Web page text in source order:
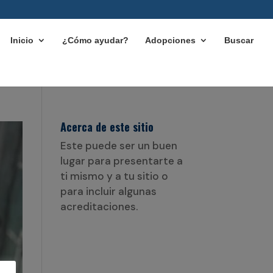
Inicio ¿Cómo ayudar? Adopciones Buscar
Acerca de este sitio
Este puede ser un buen
lugar para presentarte a
ti mismo y a tu sitio o
para incluir algunas
acreditaciones.